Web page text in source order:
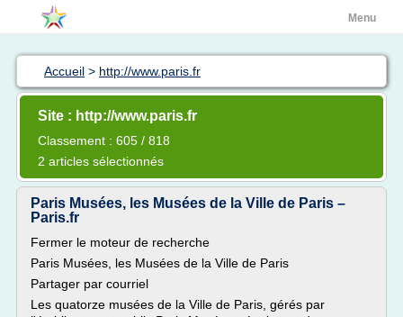
Menu
Accueil > http://www.paris.fr
Site : http://www.paris.fr
Classement : 605 / 818
2 articles sélectionnés
Paris Musées, les Musées de la Ville de Paris –
Paris.fr
Fermer le moteur de recherche
Paris Musées, les Musées de la Ville de Paris
Partager par courriel
Les quatorze musées de la Ville de Paris, gérés par